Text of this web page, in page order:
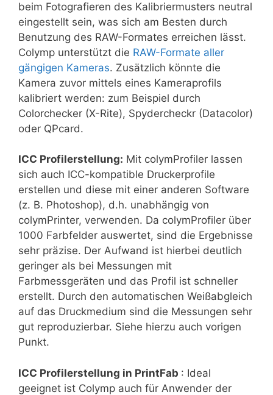
beim Fotografieren des Kalibriermusters neutral
eingestellt sein, was sich am Besten durch
Benutzung des RAW-Formates erreichen lässt.
Colymp unterstützt die RAW-Formate aller
gängigen Kameras. Zusätzlich könnte die
Kamera zuvor mittels eines Kameraprofils
kalibriert werden: zum Beispiel durch
Colorchecker (X-Rite), Spydercheckr (Datacolor)
oder QPcard.
ICC Profilerstellung: Mit colymProfiler lassen
sich auch ICC-kompatible Druckerprofile
erstellen und diese mit einer anderen Software
(z. B. Photoshop), d.h. unabhängig von
colymPrinter, verwenden. Da colymProfiler über
1000 Farbfelder auswertet, sind die Ergebnisse
sehr präzise. Der Aufwand ist hierbei deutlich
geringer als bei Messungen mit
Farbmessgeräten und das Profil ist schneller
erstellt. Durch den automatischen Weißabgleich
auf das Druckmedium sind die Messungen sehr
gut reproduzierbar. Siehe hierzu auch vorigen
Punkt.
ICC Profilerstellung in PrintFab : Ideal
geeignet ist Colymp auch für Anwender der